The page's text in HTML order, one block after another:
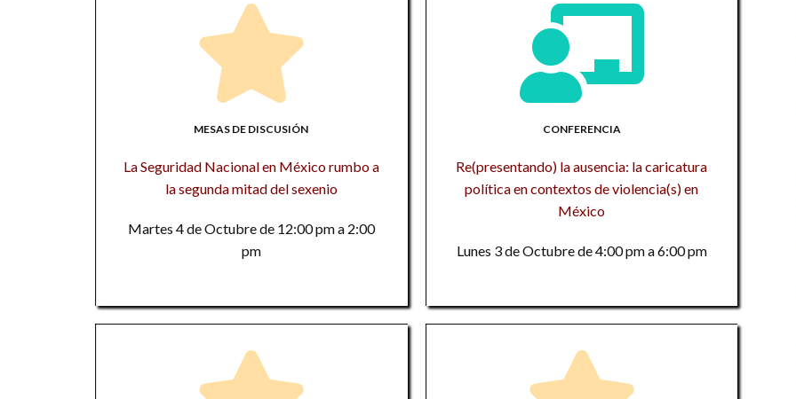
MESAS DE DISCUSIÓN
La Seguridad Nacional en México rumbo a
la segunda mitad del sexenio
Martes 4 de Octubre de 12:00 pm a 2:00
pm
CONFERENCIA
Re(presentando) la ausencia: la caricatura
política en contextos de violencia(s) en
México
Lunes 3 de Octubre de 4:00 pm a 6:00 pm